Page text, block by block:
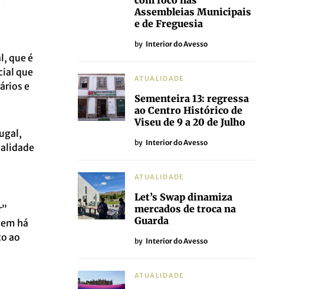
que é
que
e
há
ao
Assembleias Municipais
e de Freguesia
by Interior do Avesso
ATUALIDADE
Sementeira 13: regressa
ao Centro Histórico de
Viseu de 9 a 20 de Julho
by Interior do Avesso
ATUALIDADE
Let’s Swap dinamiza
mercados de troca na
Guarda
by Interior do Avesso
ATUALIDADE